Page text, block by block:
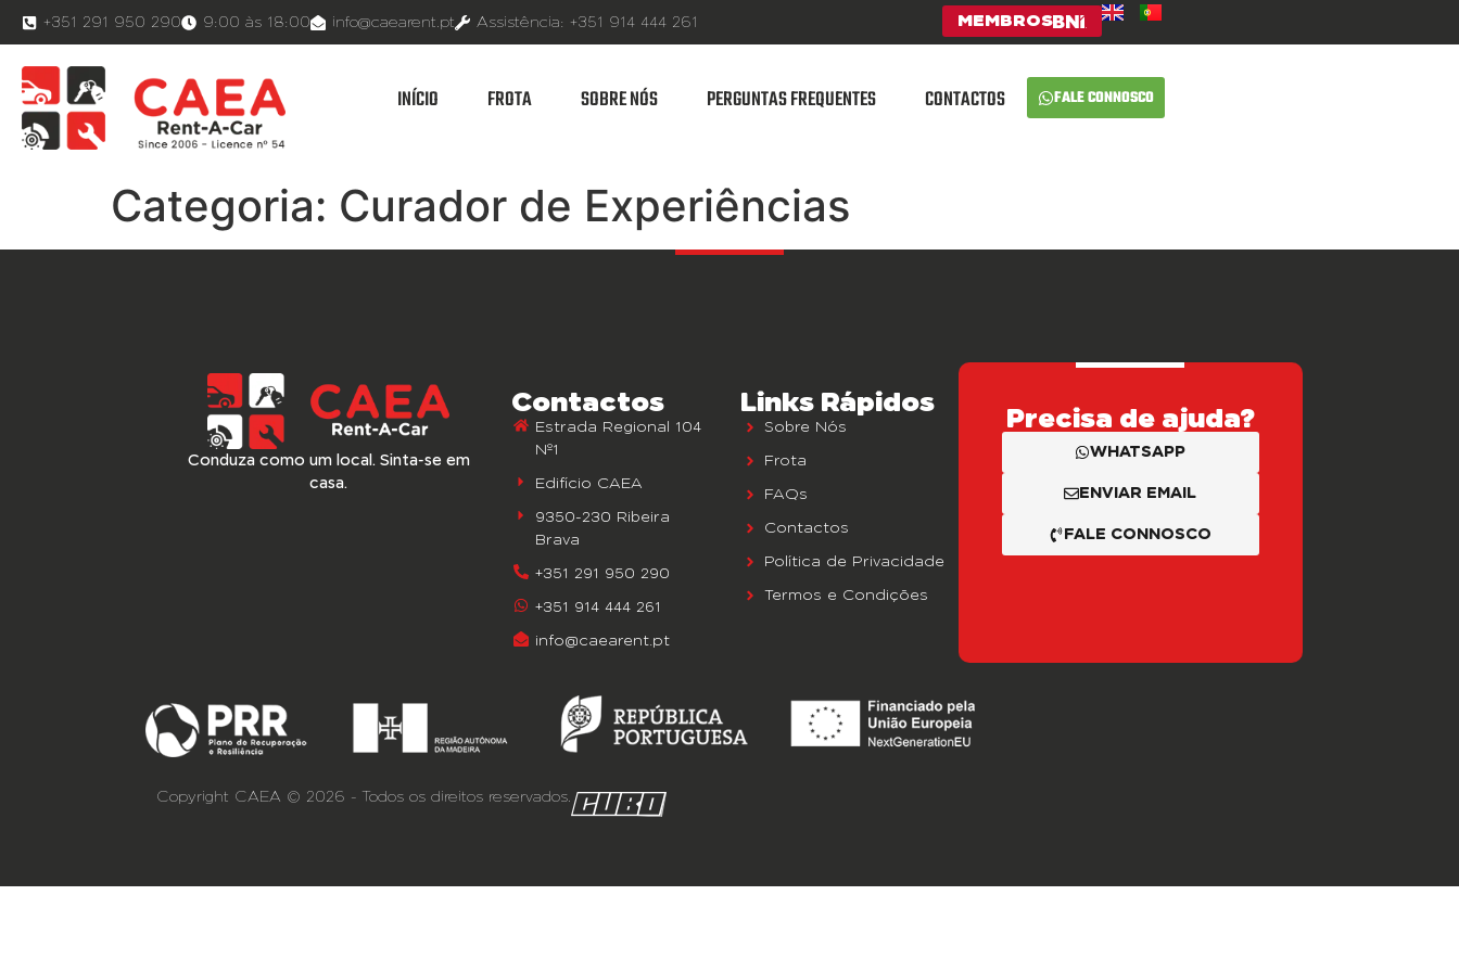
+351 291 950 290 9:00 às 18:00 info@caearent.pt Assistência: +351 914 444 261 MEMBROS
INÍCIO FROTA SOBRE NÓS PERGUNTAS FREQUENTES CONTACTOS FALE CONNOSCO
Categoria: Curador de Experiências
Conduza como um local. Sinta-se em
casa.
Contactos
Estrada Regional 104
Nº1
Edifício CAEA
9350-230 Ribeira
Brava
+351 291 950 290
+351 914 444 261
info@caearent.pt
Links Rápidos
Sobre Nós
Frota
FAQs
Contactos
Política de Privacidade
Termos e Condições
Precisa de ajuda?
WHATSAPP
ENVIAR EMAIL
FALE CONNOSCO
Copyright CAEA © 2026 - Todos os direitos reservados.